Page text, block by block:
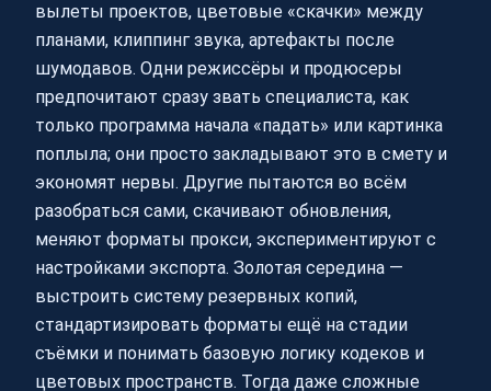
вылеты проектов, цветовые «скачки» между
планами, клиппинг звука, артефакты после
шумодавов. Одни режиссёры и продюсеры
предпочитают сразу звать специалиста, как
только программа начала «падать» или картинка
поплыла; они просто закладывают это в смету и
экономят нервы. Другие пытаются во всём
разобраться сами, скачивают обновления,
меняют форматы прокси, экспериментируют с
настройками экспорта. Золотая середина —
выстроить систему резервных копий,
стандартизировать форматы ещё на стадии
съёмки и понимать базовую логику кодеков и
цветовых пространств. Тогда даже сложные